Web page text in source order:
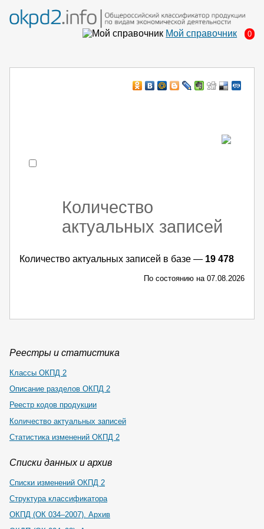
Мой справочник 0
Количество
актуальных записей
Количество актуальных записей в базе — 19 478
По состоянию на 07.08.2026
Реестры и статистика
Классы ОКПД 2
Описание разделов ОКПД 2
Реестр кодов продукции
Количество актуальных записей
Статистика изменений ОКПД 2
Списки данных и архив
Списки изменений ОКПД 2
Структура классификатора
ОКПД (ОК 034–2007). Архив